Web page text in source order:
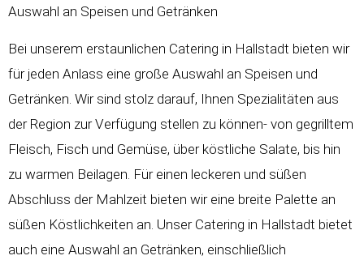
Auswahl an Speisen und Getränken
Bei unserem erstaunlichen Catering in Hallstadt bieten wir
für jeden Anlass eine große Auswahl an Speisen und
Getränken. Wir sind stolz darauf, Ihnen Spezialitäten aus
der Region zur Verfügung stellen zu können- von gegrilltem
Fleisch, Fisch und Gemüse, über köstliche Salate, bis hin
zu warmen Beilagen. Für einen leckeren und süßen
Abschluss der Mahlzeit bieten wir eine breite Palette an
süßen Köstlichkeiten an. Unser Catering in Hallstadt bietet
auch eine Auswahl an Getränken, einschließlich